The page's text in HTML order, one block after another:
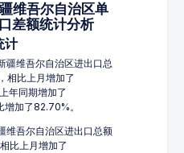
维吾尔自治区单
差额统计分析
计
疆维吾尔自治区进出口总
相比上月增加了
年同期增加了
加了82.70%。
维吾尔自治区进出口总额
比上月增加了